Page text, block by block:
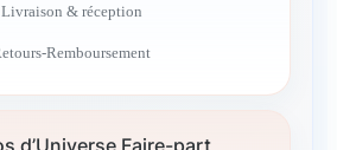
Livraison & réception
Remboursement
d’Universe Faire-part